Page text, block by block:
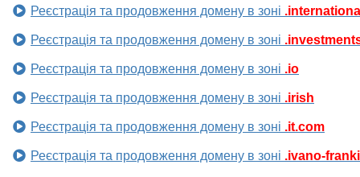
Реєстрація та продовження домену в зоні
Реєстрація та продовження домену в зоні
Реєстрація та продовження домену в зоні .io
Реєстрація та продовження домену в зоні .irish
Реєстрація та продовження домену в зоні .it.com
Реєстрація та продовження домену в зоні .ivano-